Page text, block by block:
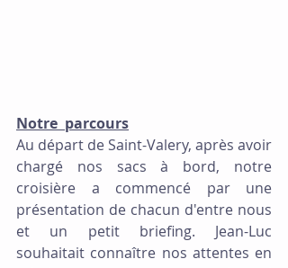
Notre  parcours
Au départ de Saint-Valery, après avoir
chargé nos sacs à bord, notre
croisière a commencé par une
présentation de chacun d'entre nous
et un petit briefing. Jean-Luc
souhaitait connaître nos attentes en